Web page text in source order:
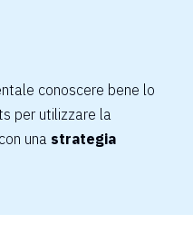
conoscere bene lo
per utilizzare la
una strategia